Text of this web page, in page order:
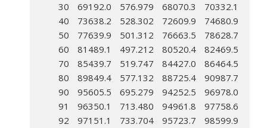
30
69192.0 576.979 68070.3
70332.1
40
73638.2 528.302 72609.9
74680.9
50
77639.9 501.312 76663.5
78628.7
60
81489.1 497.212 80520.4
82469.5
70
85439.7 519.747 84427.0
86464.5
80
89849.4 577.132 88725.4
90987.7
90
95605.5 695.279 94252.5
96978.0
91
96350.1 713.480 94961.8
97758.6
92
97151.1 733.704 95723.7
98599.9